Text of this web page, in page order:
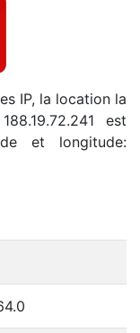
IP, la location la
est
et longitude: